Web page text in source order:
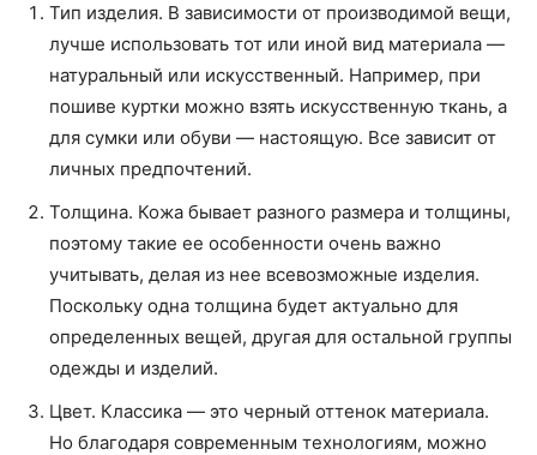
Тип изделия. В зависимости от производимой вещи,
лучше использовать тот или иной вид материала —
натуральный или искусственный. Например, при
пошиве куртки можно взять искусственную ткань, а
для сумки или обуви — настоящую. Все зависит от
личных предпочтений.
Толщина. Кожа бывает разного размера и толщины,
поэтому такие ее особенности очень важно
учитывать, делая из нее всевозможные изделия.
Поскольку одна толщина будет актуально для
определенных вещей, другая для остальной группы
одежды и изделий.
Цвет. Классика — это черный оттенок материала.
Но благодаря современным технологиям, можно